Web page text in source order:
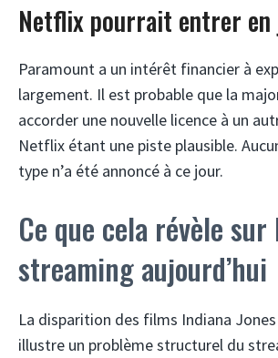
Netflix pourrait entrer en
Paramount a un intérêt financier à
largement. Il est probable que la
accorder une nouvelle licence à un
Netflix étant une piste plausible.
type n’a été annoncé à ce jour.
Ce que cela révèle sur
streaming aujourd’hui
La disparition des films Indiana
illustre un problème structurel du